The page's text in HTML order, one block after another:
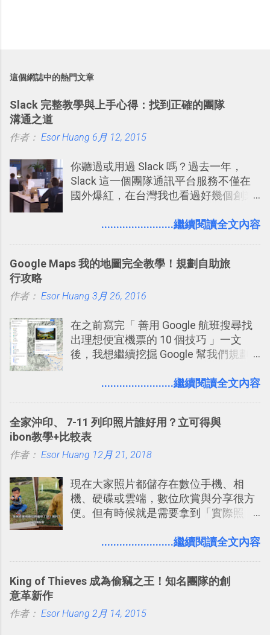
這個網誌中的熱門文章
Slack 完整教學與上手心得：找到正確的團隊
溝通之道
作者： Esor Huang 6月 12, 2015
你聽過或用過 Slack 嗎？過去一年，
Slack 這一個團隊通訊平台服務不僅在
國外爆紅，在台灣我也看過好幾個創業
理，到底 Slack 有什麼魅力？它是不是
有機會在一個專案合作中使用了 Slack
點： 1. 「 很有趣 」： Slack 裡擁有跟
聊天打屁、傳送有趣影音圖文的功能。
2. 「 有效率 」：但是 Slack 的頻道、群
組機制讓茶水間的聊天，不會干擾工作
事可以從聊天中記錄重點。 3. 「 有彈性
的軟體則讓同事可以在任何地方和公司
保持聯繫。 如果你需要中文版的同類平
台，可以參考： JANDI 高效率團隊通訊
戶 。 2017/3 新增 ： Sortd for Slack：
改造 Slack 討論串介面變成專案任務排
程看板
........................繼續閱讀全文內容
Google Maps 我的地圖完全教學！規劃自助旅
行攻略
作者： Esor Huang 3月 26, 2016
在之前寫完「 善用 Google 航班搜尋找
出理想便宜機票的 10 個技巧 」一文
後，我想繼續挖掘 Google 幫我們規劃
入的來聊聊 Google 的「我的地圖」服
線，對商務需求來說可以打造出一張一
張資料地圖（例如我之前在製作一本新
書時建立的「 台灣推薦空拍地點地圖
規劃自助旅行路線！ Google 「我的地
圖」在規劃自助旅行路線時可以解決許
多問題： 國外地點名稱地址常常難懂，
稱。 在規劃路線之外，自訂地圖還能補
時帶來好心情，二方面事後就是最好的
享合作，讓彼此都能在手機上查看這次
........................繼續閱讀全文內容
全家沖印、 7-11 列印照片誰好用？立可得與
ibon教學+比較表
作者： Esor Huang 12月 21, 2018
現在大家照片都儲存在數位手機、相
機、硬碟或雲端，數位欣賞與分享很方
便。但有時候就是需要拿到「實際照
要製作家庭相框 用照片來當小禮物 把照
片？而且最好能不花時間、立即拿到、
（或是沒有好的印表機），又不想跑照
........................繼續閱讀全文內容
King of Thieves 成為偷竊之王！知名團隊的創
意革新作
作者： Esor Huang 2月 14, 2015